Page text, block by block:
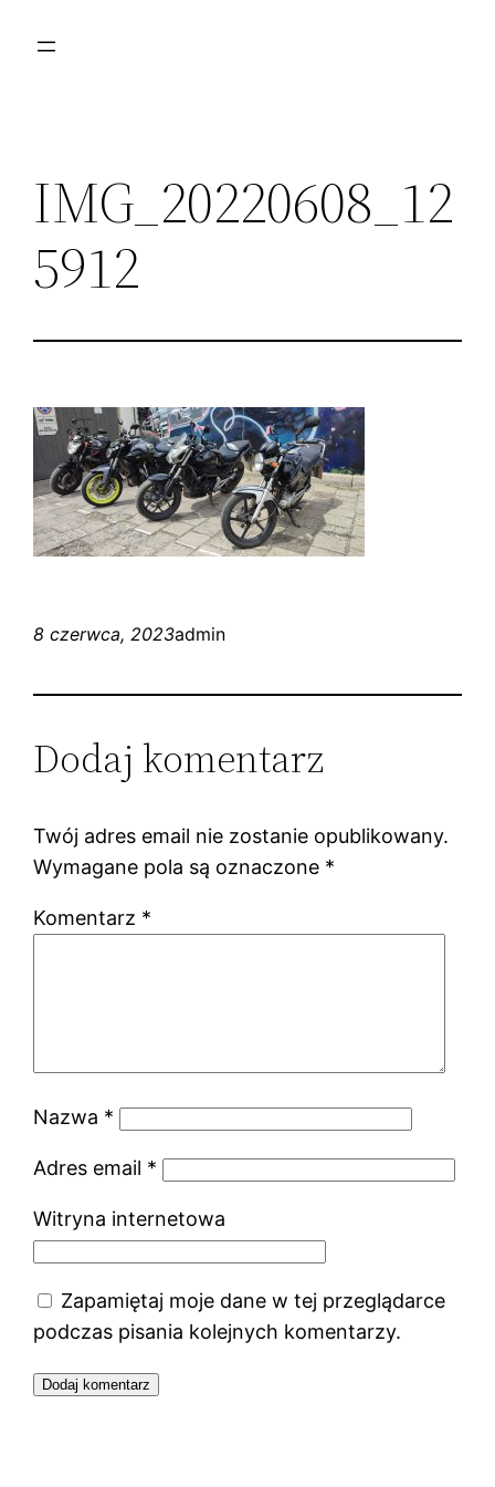
IMG_20220608_12
5912
8 czerwca, 2023admin
Dodaj komentarz
Twój adres email nie zostanie opublikowany.
Wymagane pola są oznaczone *
Komentarz *
Nazwa *
Adres email *
Witryna internetowa
Zapamiętaj moje dane w tej przeglądarce
podczas pisania kolejnych komentarzy.